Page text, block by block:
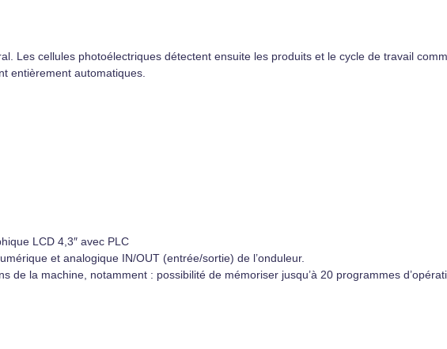
Les cellules photoélectriques détectent ensuite les produits et le cycle de travail
entièrement automatiques.
LCD 4,3″ avec PLC
et analogique IN/OUT (entrée/sortie) de l’onduleur.
la machine, notamment : possibilité de mémoriser jusqu’à 20 programmes